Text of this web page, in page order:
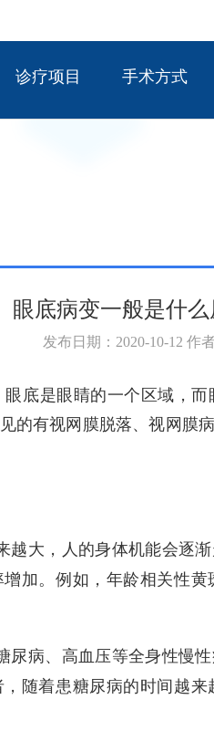
诊疗项目 手术方式
眼底病变一般是什
发布日期：2020-10-12 作
是眼睛的一个区域，而
的有视网膜脱落、视网膜
越大，人的身体机能会逐
加。例如，年龄相关性
尿病、高血压等全身性慢
随着患糖尿病的时间越